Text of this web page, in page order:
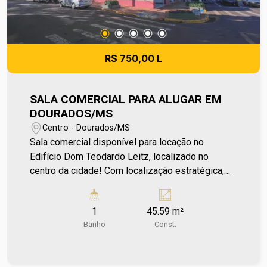
R$ 750,00 L
SALA COMERCIAL PARA ALUGAR EM
DOURADOS/MS
Centro - Dourados/MS
Sala comercial disponível para locação no
Edifício Dom Teodardo Leitz, localizado no
centro da cidade! Com localização estratégica,
sendo ideal para negócios que buscam
praticidade e visibilidade. Aproveite a
oportunidade de estabelecer seu
1
Banho
45.59 m²
Const.